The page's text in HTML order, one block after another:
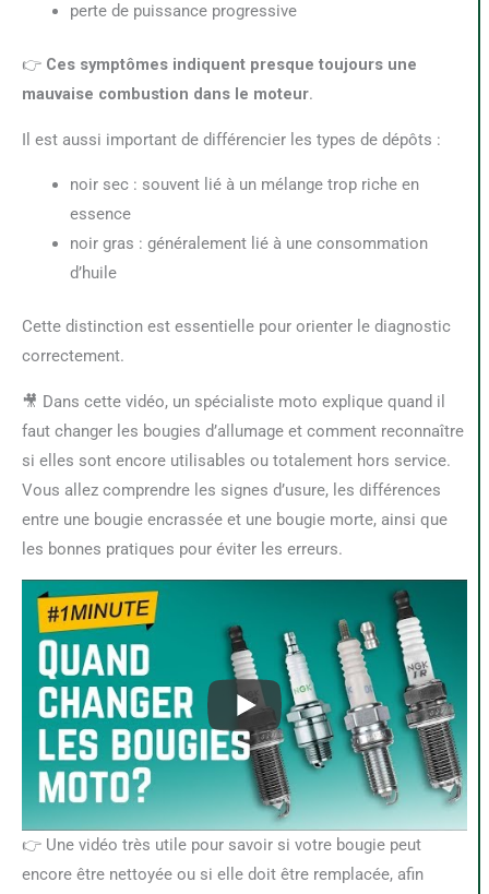
perte de puissance progressive
Ces symptômes indiquent presque toujours une
mauvaise combustion dans le moteur.
Il est aussi important de différencier les types de dépôts :
noir sec : souvent lié à un mélange trop riche en
essence
noir gras : généralement lié à une consommation
d’huile
Cette distinction est essentielle pour orienter le diagnostic
correctement.
🎥 Dans cette vidéo, un spécialiste moto explique quand il
faut changer les bougies d’allumage et comment reconnaître
si elles sont encore utilisables ou totalement hors service.
Vous allez comprendre les signes d’usure, les différences
entre une bougie encrassée et une bougie morte, ainsi que
les bonnes pratiques pour éviter les erreurs.
👉 Une vidéo très utile pour savoir si votre bougie peut
encore être nettoyée ou si elle doit être remplacée, afin